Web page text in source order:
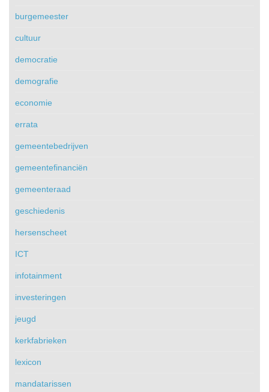
burgemeester
cultuur
democratie
demografie
economie
errata
gemeentebedrijven
gemeentefinanciën
gemeenteraad
geschiedenis
hersenscheet
ICT
infotainment
investeringen
jeugd
kerkfabrieken
lexicon
mandatarissen